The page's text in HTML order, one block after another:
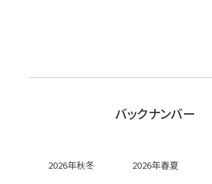
バックナンバー
2026年秋冬 2026年春夏